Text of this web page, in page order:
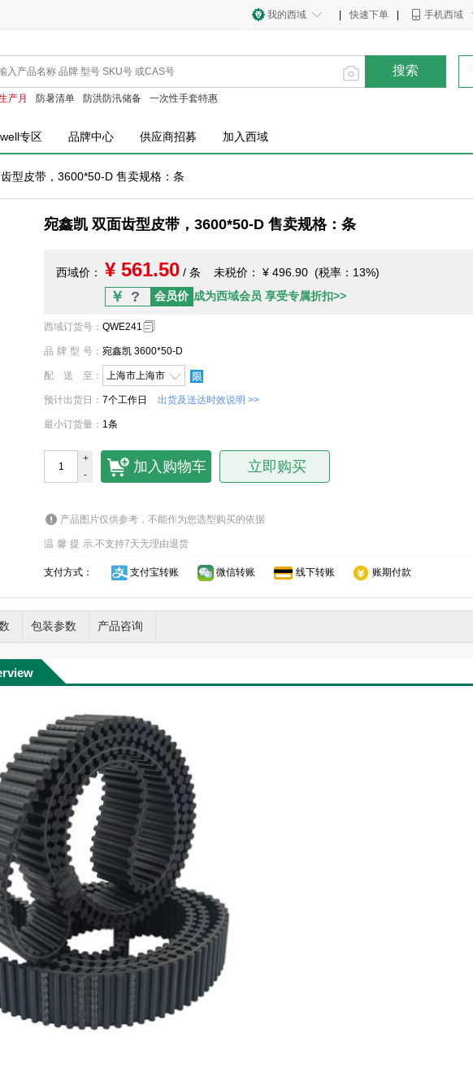
手机西域
快速下单
我的西域
搜索
产月 防暑清单 防洪防汛储备 一次性手套特惠
专区 品牌中心 供应商招募 加入西域
型皮带，3600*50-D 售卖规格：条
宛鑫凯 双面齿型皮带，3600*50-D 售卖规格：条
西域价： ¥ 561.50 / 条 未税价： ¥ 496.90 (税率：13%)
￥ ? 会员价 成为西域会员 享受专属折扣>>
西域订货号 ： QWE241
品牌型号 ： 宛鑫凯 3600*50-D
配送至 ： 上海市上海市
预计出货日 ： 7个工作日 出货及送达时效说明 >>
最小订货量 ： 1条
+
-
加入购物车 立即购买
产品图片仅供参考，不能作为您选型购买的依据
温馨提示.不支持7天无理由退货
支付方式： 支付宝转账 微信转账 线下转账 账期付款
包装参数 产品咨询